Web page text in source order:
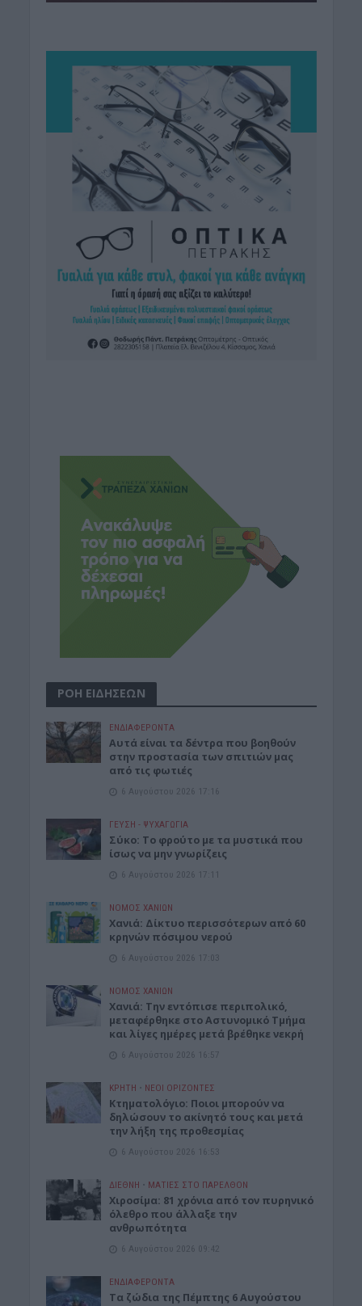
ΡΟΗ ΕΙΔΗΣΕΩΝ
ΕΝΔΙΑΦΕΡΟΝΤΑ
Αυτά είναι τα δέντρα που βοηθούν
στην προστασία των σπιτιών μας
από τις φωτιές
6 Αυγούστου 2026 17:16
ΓΕΎΣΗ - ΨΥΧΑΓΩΓΊΑ
Σύκο: Το φρούτο με τα μυστικά που
ίσως να μην γνωρίζεις
6 Αυγούστου 2026 17:11
ΝΟΜΌΣ ΧΑΝΊΩΝ
Xανιά: Δίκτυο περισσότερων από 60
κρηνών πόσιμου νερού
6 Αυγούστου 2026 17:03
ΝΟΜΌΣ ΧΑΝΊΩΝ
Χανιά: Την εντόπισε περιπολικό,
μεταφέρθηκε στο Αστυνομικό Τμήμα
και λίγες ημέρες μετά βρέθηκε νεκρή
6 Αυγούστου 2026 16:57
ΚΡΗΤΗ • ΝΕΟΙ ΟΡΙΖΟΝΤΕΣ
Κτηματολόγιο: Ποιοι μπορούν να
δηλώσουν το ακίνητό τους και μετά
την λήξη της προθεσμίας
6 Αυγούστου 2026 16:53
ΔΙΕΘΝΗ • ΜΑΤΙΕΣ ΣΤΟ ΠΑΡΕΛΘΟΝ
Χιροσίμα: 81 χρόνια από τον πυρηνικό
όλεθρο που άλλαξε την
ανθρωπότητα
6 Αυγούστου 2026 09:42
ΕΝΔΙΑΦΕΡΟΝΤΑ
Tα ζώδια της Πέμπτης 6 Αυγούστου